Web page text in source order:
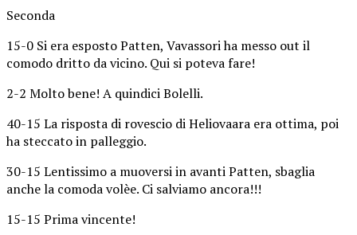
Seconda
15-0 Si era esposto Patten, Vavassori ha messo out il
comodo dritto da vicino. Qui si poteva fare!
2-2 Molto bene! A quindici Bolelli.
40-15 La risposta di rovescio di Heliovaara era ottima, poi
ha steccato in palleggio.
30-15 Lentissimo a muoversi in avanti Patten, sbaglia
anche la comoda volèe. Ci salviamo ancora!!!
15-15 Prima vincente!